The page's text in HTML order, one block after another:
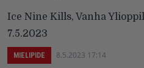
Ice Nine Kills, Vanha
7.5.2023
MIELIPIDE 8.5.2023 17:14